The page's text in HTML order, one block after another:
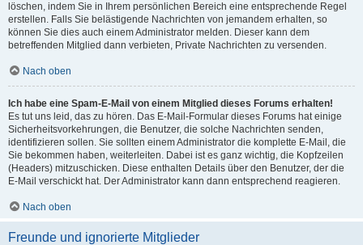
löschen, indem Sie in Ihrem persönlichen Bereich eine entsprechende Regel
erstellen. Falls Sie belästigende Nachrichten von jemandem erhalten, so
können Sie dies auch einem Administrator melden. Dieser kann dem
betreffenden Mitglied dann verbieten, Private Nachrichten zu versenden.
Nach oben
Ich habe eine Spam-E-Mail von einem Mitglied dieses Forums erhalten!
Es tut uns leid, das zu hören. Das E-Mail-Formular dieses Forums hat einige
Sicherheitsvorkehrungen, die Benutzer, die solche Nachrichten senden,
identifizieren sollen. Sie sollten einem Administrator die komplette E-Mail, die
Sie bekommen haben, weiterleiten. Dabei ist es ganz wichtig, die Kopfzeilen
(Headers) mitzuschicken. Diese enthalten Details über den Benutzer, der die
E-Mail verschickt hat. Der Administrator kann dann entsprechend reagieren.
Nach oben
Freunde und ignorierte Mitglieder